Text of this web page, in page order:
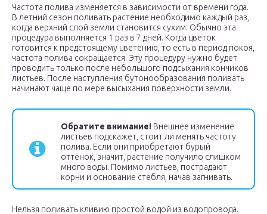
Частота полива изменяется в зависимости от времени года.
В летний сезон поливать растение необходимо каждый раз,
когда верхний слой земли становится сухим. Обычно эта
процедура выполняется 1 раз в 7 дней. Когда цветок
готовится к предстоящему цветению, то есть в период покоя,
частота полива сокращается. Эту процедуру нужно будет
проводить только после небольшого подсыхания кончиков
листьев. После наступления бутонообразования поливать
начинают чаще по мере высыхания поверхности земли.
Обратите внимание! Внешнее изменение
листьев подскажет, стоит ли менять частоту
полива. Если они приобретают бурый
оттенок, значит, растение получило слишком
много воды. Помимо листьев, пострадают
корни и основание стебля, начав загнивать.
Нельзя поливать кливию простой водой из водопровода.